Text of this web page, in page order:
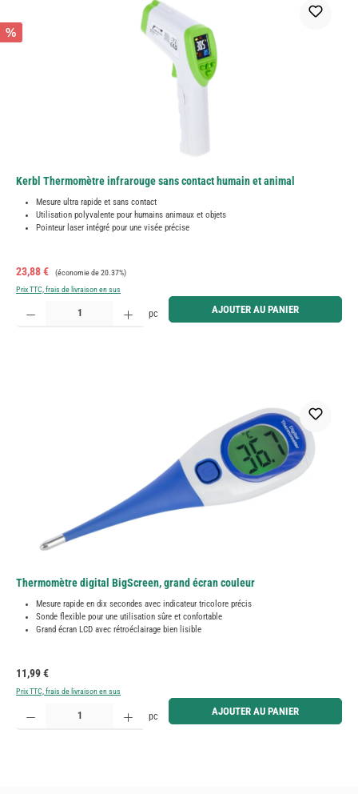
%
Kerbl Thermomètre infrarouge sans contact humain et animal
Mesure ultra rapide et sans contact
Utilisation polyvalente pour humains animaux et objets
Pointeur laser intégré pour une visée précise
Prix de vente :
23,88 € Prix régulier :
(économie de 20.37%)
Prix TTC, frais de livraison en sus
Quantité de produit : Entrez la quantité souhaitée ou utilisez les boutons pour augmenter ou
pc AJOUTER AU PANIER
Thermomètre digital BigScreen, grand écran couleur
Mesure rapide en dix secondes avec indicateur tricolore précis
Sonde flexible pour une utilisation sûre et confortable
Grand écran LCD avec rétroéclairage bien lisible
Prix régulier :
11,99 €
Prix TTC, frais de livraison en sus
Quantité de produit : Entrez la quantité souhaitée ou utilisez les boutons pour augmenter ou
pc AJOUTER AU PANIER